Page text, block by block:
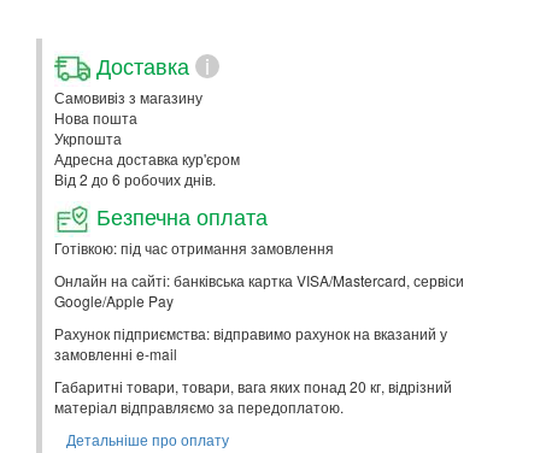
Доставка i
Самовивіз з магазину
Нова пошта
Укрпошта
Адресна доставка кур'єром
Від 2 до 6 робочих днів.
Безпечна оплата
Готівкою: під час отримання замовлення
Онлайн на сайті: банківська картка VISA/Mastercard, сервіси
Google/Apple Pay
Рахунок підприємства: відправимо рахунок на вказаний у
замовленні e-mail
Габаритні товари, товари, вага яких понад 20 кг, відрізний
матеріал відправляємо за передоплатою.
Детальніше про оплату